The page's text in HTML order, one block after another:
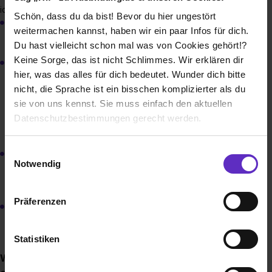
Schön, dass du da bist! Bevor du hier ungestört
weitermachen kannst, haben wir ein paar Infos für dich.
Du hast vielleicht schon mal was von Cookies gehört!?
Keine Sorge, das ist nicht Schlimmes. Wir erklären dir
hier, was das alles für dich bedeutet. Wunder dich bitte
nicht, die Sprache ist ein bisschen komplizierter als du
sie von uns kennst. Sie muss einfach den aktuellen
Datenschutzbestimmungen gerecht werden.
Benutzung der Webseite getroffenen Einstellungen zu
Webseite zu analysieren („Statistiken“), um
Informationen zu deiner Verwendung unserer Website an
Notwendig
Präferenzen
Statistiken
idealerweise die folgenden Kriterien erfüllen:
Schulabschluss mindestens Mittlere Reife bzw. ein als
gleichwertig anerkannter Bildungsabschluss
Oder ein Hauptschulabschluss mit erfolgreich
abgeschlossener einjähriger Ausbildung zum
Gesundheits- und Krankenpflegeassistenten (m/w/d) /
Altenpflegehelfer (m/w/d) bzw. mit einer anderen
erfolgreich abgeschlossenen Berufsausbildung (mind. 2-
Gesundheitliche Eignung für den Beruf. Hierzu findet eine
arbeitsmedizinische Untersuchung durch unsere
Keine Eintragungen im Führungszeugnis
Welche Unterlagen sollte meine Bewerbung